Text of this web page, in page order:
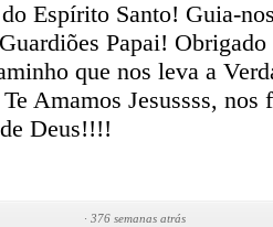
Espírito Santo! Guia-
Papai! Obrigado
que nos leva a
Amamos Jesussss,
Deus!!!!
· 376 semanas atrás